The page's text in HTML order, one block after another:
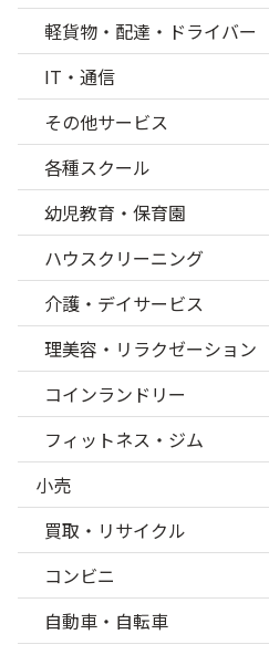
軽貨物・配達・ドライバー
IT・通信
その他サービス
各種スクール
幼児教育・保育園
ハウスクリーニング
介護・デイサービス
理美容・リラクゼーション
コインランドリー
フィットネス・ジム
小売
買取・リサイクル
コンビニ
自動車・自転車